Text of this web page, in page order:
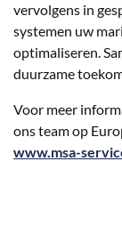
vervolgens in
systemen uw
optimaliseren.
duurzame
Voor meer
ons team op
www.msa-